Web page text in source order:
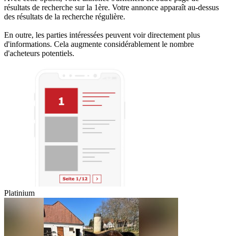
résultats de recherche sur la 1ère. Votre annonce apparaît au-dessus
des résultats de la recherche régulière.
En outre, les parties intéressées peuvent voir directement plus
d'informations. Cela augmente considérablement le nombre
d'acheteurs potentiels.
Platinium